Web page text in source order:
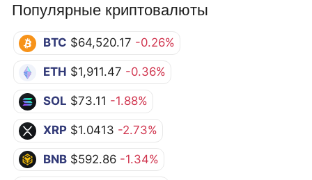
Популярные криптовалюты
BTC $64,520.17 -0.26%
ETH $1,911.47 -0.36%
SOL $73.11 -1.88%
XRP $1.0413 -2.73%
BNB $592.86 -1.34%